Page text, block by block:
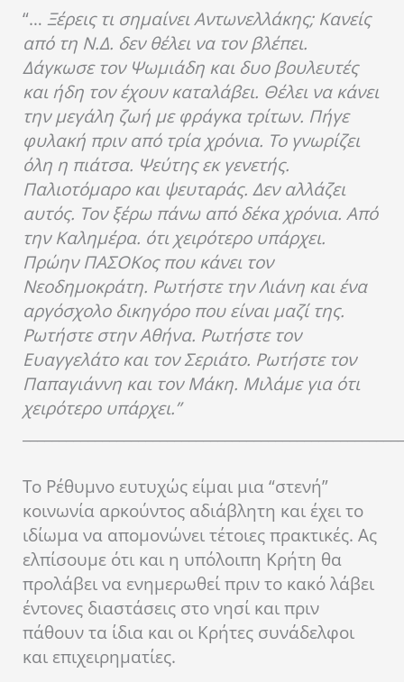
“… Ξέρεις τι σημαίνει Αντωνελλάκης; Κανείς
από τη Ν.Δ. δεν θέλει να τον βλέπει.
Δάγκωσε τον Ψωμιάδη και δυο βουλευτές
και ήδη τον έχουν καταλάβει. Θέλει να κάνει
την μεγάλη ζωή με φράγκα τρίτων. Πήγε
φυλακή πριν από τρία χρόνια. Το γνωρίζει
όλη η πιάτσα. Ψεύτης εκ γενετής.
Παλιοτόμαρο και ψευταράς. Δεν αλλάζει
αυτός. Τον ξέρω πάνω από δέκα χρόνια. Από
την Καλημέρα. ότι χειρότερο υπάρχει.
Πρώην ΠΑΣΟΚος που κάνει τον
Νεοδημοκράτη. Ρωτήστε την Λιάνη και ένα
αργόσχολο δικηγόρο που είναι μαζί της.
Ρωτήστε στην Αθήνα. Ρωτήστε τον
Ευαγγελάτο και τον Σεριάτο. Ρωτήστε τον
Παπαγιάννη και τον Μάκη. Μιλάμε για ότι
χειρότερο υπάρχει.”
Το Ρέθυμνο ευτυχώς είμαι μια “στενή”
κοινωνία αρκούντος αδιάβλητη και έχει το
ιδίωμα να απομονώνει τέτοιες πρακτικές. Ας
ελπίσουμε ότι και η υπόλοιπη Κρήτη θα
προλάβει να ενημερωθεί πριν το κακό λάβει
έντονες διαστάσεις στο νησί και πριν
πάθουν τα ίδια και οι Κρήτες συνάδελφοι
και επιχειρηματίες.